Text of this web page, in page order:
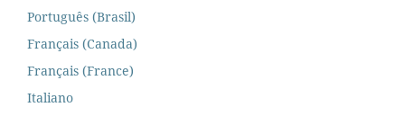
Português (Brasil)
Français (Canada)
Français (France)
Italiano